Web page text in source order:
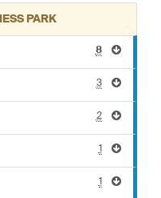
PARK
8
3
2
1
1